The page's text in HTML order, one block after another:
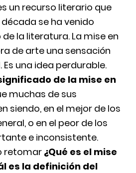
un recurso literario que
se ha venido
la literatura. La mise en
de arte una sensación
una idea perdurable.
de la mise en
muchas de sus
siendo, en el mejor de los
o en el peor de los
e inconsistente.
retomar ¿Qué es el mise
es la definición del